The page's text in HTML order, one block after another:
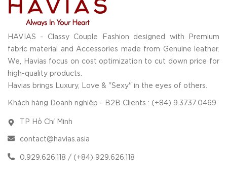
HAVIAS - Classy Couple Fashion designed with Premium
fabric material and Accessories made from Genuine leather.
We, Havias focus on cost optimization to cut down price for
high-quality products.
Havias brings Luxury, Love & "Sexy" in the eyes of others.
Khách hàng Doanh nghiệp - B2B Clients : (+84) 9.3737.0469
TP Hồ Chí Minh
contact@havias.asia
0.929.626.118 / (+84) 929.626.118